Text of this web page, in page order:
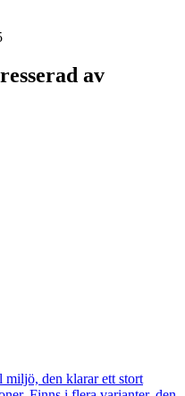
av
miljö, den klarar ett stort